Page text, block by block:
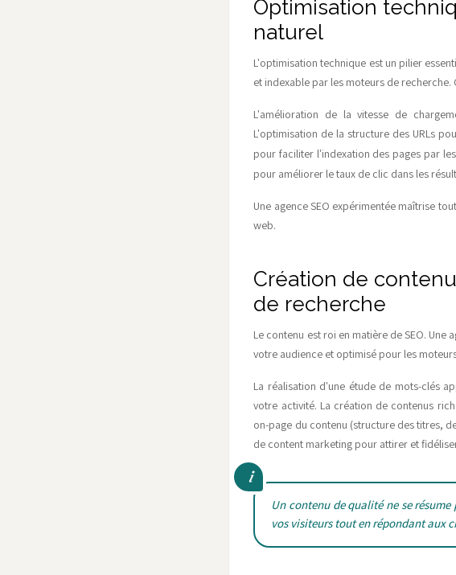
Optimisation
naturel
L'optimisation technique est un pilier
et indexable par les moteurs de
L'amélioration de la vitesse de
L'optimisation de la structure des URLs
pour faciliter l'indexation des pages par
pour améliorer le taux de clic dans les
Une agence SEO expérimentée maîtrise
web.
Création de
de recherche
Le contenu est roi en matière de SEO.
votre audience et optimisé pour les
La réalisation d'une étude de mots-clés
votre activité. La création de contenus
on-page du contenu (structure des titres,
de content marketing pour attirer et
Un contenu de qualité ne se
vos visiteurs tout en répondant aux